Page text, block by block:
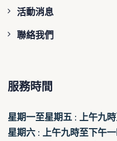
活動消息
聯絡我們
服務時間
星期一至星期五 : 上午九
星期六 : 上午九時至下午